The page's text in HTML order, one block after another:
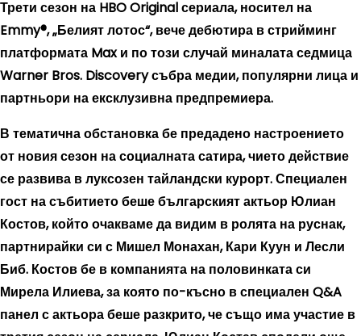
Трети сезон на HBO Original сериала, носител на
Emmy®, „Белият лотос“, вече дебютира в стрийминг
платформата Max и по този случай миналата седмица
Warner Bros. Discovery събра медии, популярни лица и
партньори на ексклузивна предпремиера.
В тематична обстановка бе предадено настроението
от новия сезон на социалната сатира, чието действие
се развива в луксозен тайландски курорт. Специален
гост на събитието беше българският актьор Юлиан
Костов, който очакваме да видим в ролята на руснак,
партнирайки си с Мишел Монахан, Кари Куун и Лесли
Биб. Костов бе в компанията на половинката си
Мирела Илиева, за която по-късно в специален Q&A
панел с актьора беше разкрито, че също има участие в